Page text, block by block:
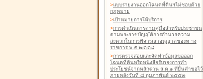
>แบบรายงานออกโฉนดที่ดินฯไม่ชอบด้วย
กฎหมาย
>เป้าหมายการให้บริการ
>การดำเนินการตามคู่มือสำหรับประชาชน
ตามพระราชบัญญัติการอำนวยความ
สะดวกในการพิจารณาอนุญาตของท าง
ราชการ พ.ศ.๒๕๕๘
>การตรวจสอบและจัดทำข้อมูลขอออก
โฉนดที่ดินหรือหนังสือรับรองการทำ
ประโยชน์จากหลักฐาน ส.ค.๑ ที่ยื่นคำขอไว้
ภายหลังวันที่ ๘ กุมภาพันธ์ ๒๕๕๓